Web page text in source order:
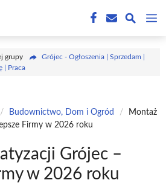
grupy
Grójec - Ogłoszenia | Sprzedam |
| Praca
/ Budownictwo, Dom i Ogród /
Montaż
Firmy w 2026 roku
Grójec –
w 2026 roku